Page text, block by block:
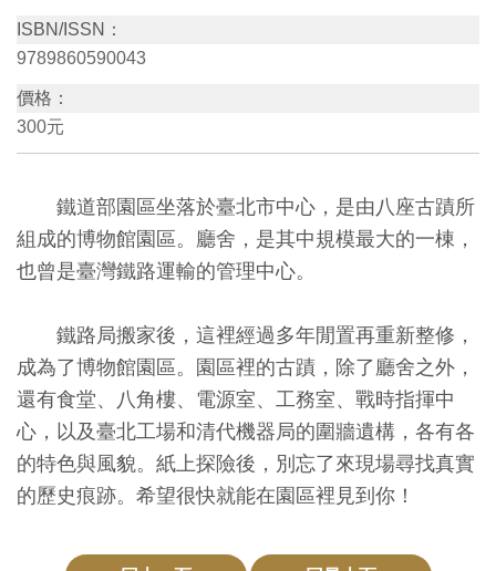
動
出
典
究
便
民
服
ISBN/ISSN：
9789860590043
價格：
300元
鐵道部園區坐落於臺北市中心，是由八座古蹟所
組成的博物館園區。廳舍，是其中規模最大的一棟，
也曾是臺灣鐵路運輸的管理中心。
鐵路局搬家後，這裡經過多年閒置再重新整修，
成為了博物館園區。園區裡的古蹟，除了廳舍之外，
還有食堂、八角樓、電源室、工務室、戰時指揮中
心，以及臺北工場和清代機器局的圍牆遺構，各有各
的特色與風貌。紙上探險後，別忘了來現場尋找真實
的歷史痕跡。希望很快就能在園區裡見到你！